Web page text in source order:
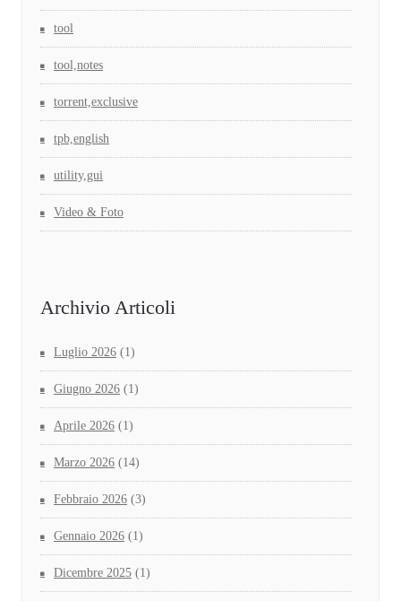
tool
tool,notes
torrent,exclusive
tpb,english
utility,gui
Video & Foto
Archivio Articoli
Luglio 2026 (1)
Giugno 2026 (1)
Aprile 2026 (1)
Marzo 2026 (14)
Febbraio 2026 (3)
Gennaio 2026 (1)
Dicembre 2025 (1)